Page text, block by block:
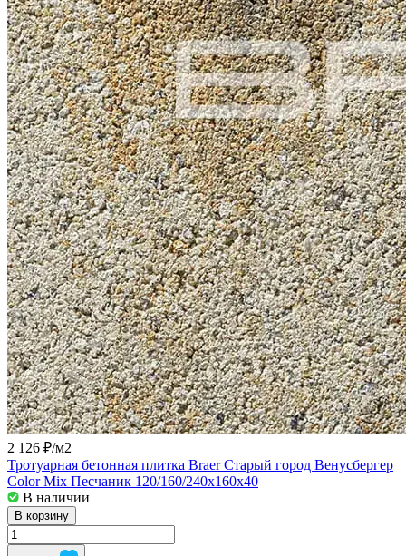
2 126 ₽/м2
Тротуарная бетонная плитка Braer Старый город Венусбергер
Color Mix Песчаник 120/160/240x160x40
В наличии
В корзину